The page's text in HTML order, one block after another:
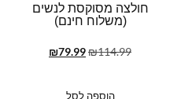
חולצה מסוקסת לנשים
(משלוח חינם)
₪114.99
₪79.99
הוספה לסל